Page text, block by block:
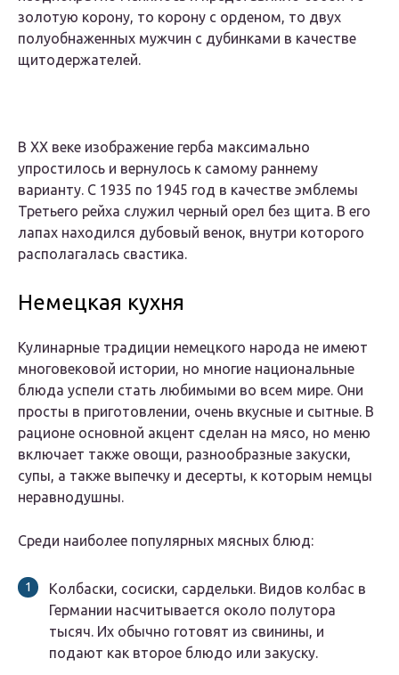
золотую корону, то корону с орденом, то двух
полуобнаженных мужчин с дубинками в качестве
щитодержателей.
В XX веке изображение герба максимально
упростилось и вернулось к самому раннему
варианту. С 1935 по 1945 год в качестве эмблемы
Третьего рейха служил черный орел без щита. В его
лапах находился дубовый венок, внутри которого
располагалась свастика.
Немецкая кухня
Кулинарные традиции немецкого народа не имеют
многовековой истории, но многие национальные
блюда успели стать любимыми во всем мире. Они
просты в приготовлении, очень вкусные и сытные. В
рационе основной акцент сделан на мясо, но меню
включает также овощи, разнообразные закуски,
супы, а также выпечку и десерты, к которым немцы
неравнодушны.
Среди наиболее популярных мясных блюд:
Колбаски, сосиски, сардельки. Видов колбас в
Германии насчитывается около полутора
тысяч. Их обычно готовят из свинины, и
подают как второе блюдо или закуску.